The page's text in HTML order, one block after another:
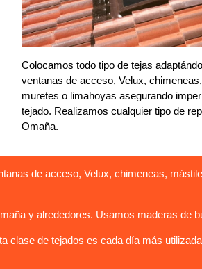
Colocamos todo tipo de tejas
ventanas de acceso, Velux,
muretes o limahoyas asegurando
tejado. Realizamos cualquier tipo de
Omaña.
de acceso, Velux, chimeneas,
y alrededores. Usamos maderas de
clase de tejados es cada día más